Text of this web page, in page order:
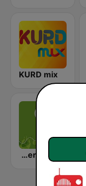
KURD mix
Alseraj Radio